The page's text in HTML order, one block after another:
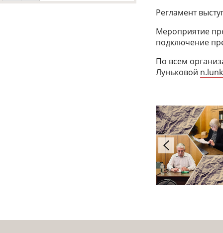
Регламент
Мероприятие
подключение
По всем
Луньковой